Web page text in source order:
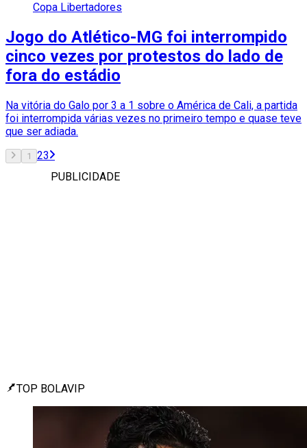
Copa Libertadores
Jogo do Atlético-MG foi interrompido
cinco vezes por protestos do lado de
fora do estádio
Na vitória do Galo por 3 a 1 sobre o América de Cali, a partida
foi interrompida várias vezes no primeiro tempo e quase teve
que ser adiada.
1 23
PUBLICIDADE
TOP BOLAVIP